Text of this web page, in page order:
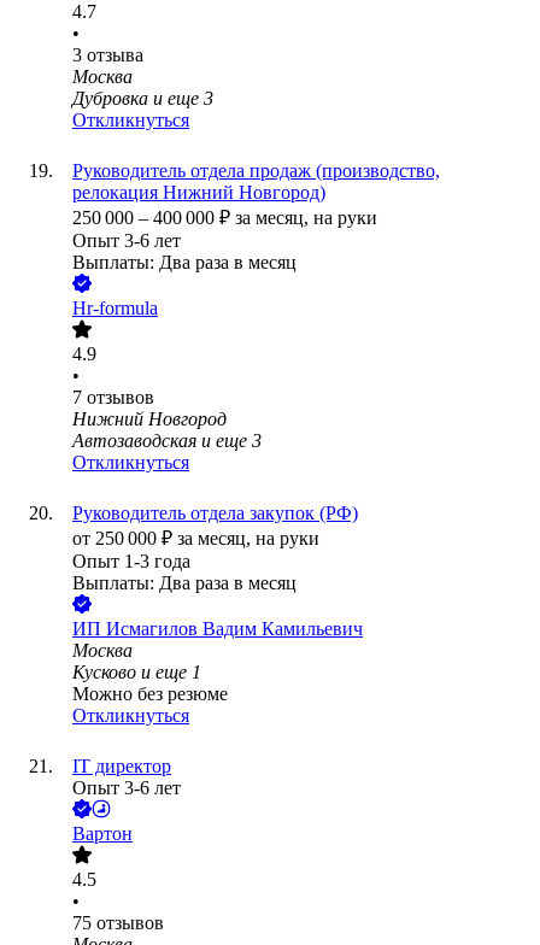
4.7
•
3 отзыва
Москва
Дубровка и еще 3
Откликнуться
Руководитель отдела продаж (производство,
релокация Нижний Новгород)
250 000 – 400 000 ₽ за месяц, на руки
Опыт 3-6 лет
Выплаты: Два раза в месяц
Hr-formula
4.9
•
7 отзывов
Нижний Новгород
Автозаводская и еще 3
Откликнуться
Руководитель отдела закупок (РФ)
от 250 000 ₽ за месяц, на руки
Опыт 1-3 года
Выплаты: Два раза в месяц
ИП Исмагилов Вадим Камильевич
Москва
Кусково и еще 1
Можно без резюме
Откликнуться
IT директор
Опыт 3-6 лет
Вартон
4.5
•
75 отзывов